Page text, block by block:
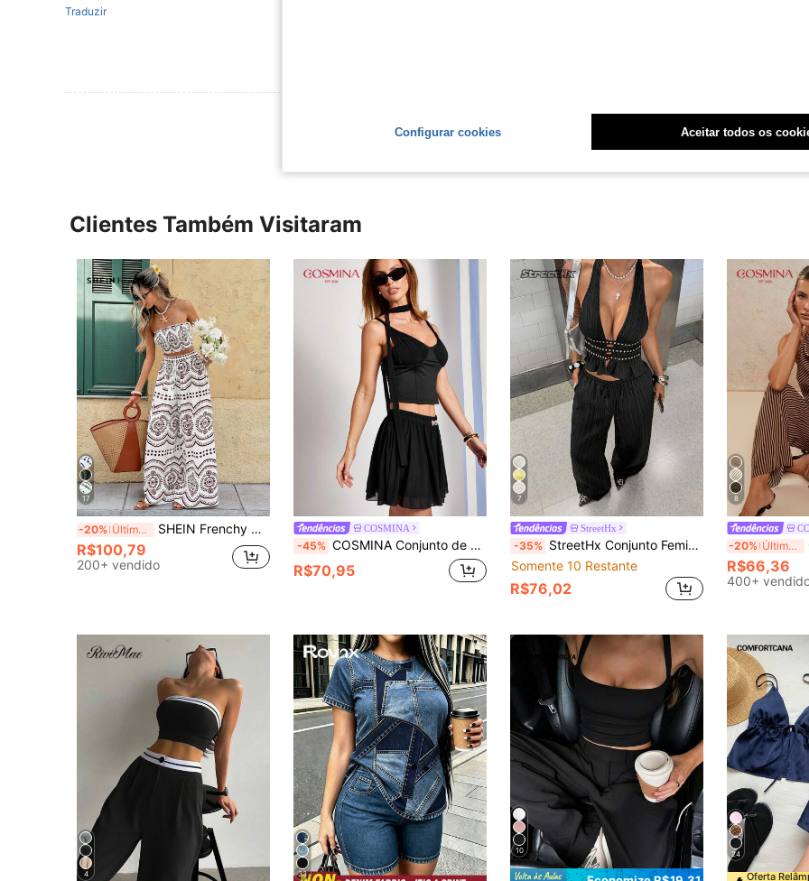
Traduzir
Clientes Também Visitaram
17
-20% Últimos 3 dias SHEIN Frenchy Conjunto de 2 peças com Top Bandeau Cropped e Calça Pantalona com Estampa Completa, para Mulheres, Praia e Férias de Verão
R$100,79
200+ vendido
COSMINA
-45% COSMINA Conjunto de 2 Peças Elegante de Verão/Primavera para Resort Feminino
R$70,95
7
StreetHx
-35% StreetHx Conjunto Feminino Primavera/Verão Preto 2 Peças Jacquard com Rebite e Decoração de Fita, Top Regata Decote V Profundo Halter com Amarração nas Costas e Calça Longa, Estilo Street Fashion para Festa, Festival de Música, Retrô, Uso Diário e Versátil
Somente 10 Restante
R$76,02
8
-20% Últimos 3 dias
R$66,36
400+
4 33
10 24
Oferta
Configurar cookies Aceitar todos os